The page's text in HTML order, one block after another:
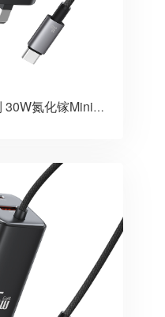
CC278 捷充系列 30W氮化镓Mini自带线双口快充充电器 英规